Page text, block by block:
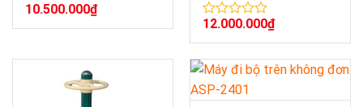
Được
5
10.500.000₫
Được
0
5
sao
12.000.000₫